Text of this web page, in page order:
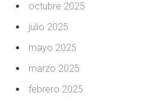
octubre 2025
julio 2025
mayo 2025
marzo 2025
febrero 2025